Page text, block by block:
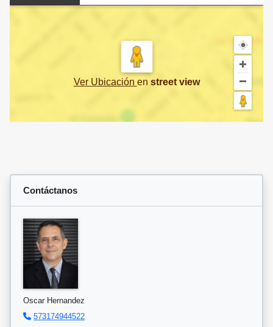
Ver Ubicación en street view
Contáctanos
Oscar Hernandez
573174944522